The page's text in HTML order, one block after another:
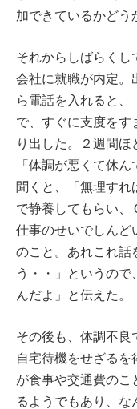
加できているかどう
それからしばらくし
会社に就職が内定。
ら電話を入れると
で、すぐに支度をす
り出した。２週間ほ
「体調が悪くて休
聞くと、「無理す
で静養してもらい、
仕事のせいでしんど
のこと。あれこれ話
う・・」というの
んだよ」と伝えた。
その後も、体調不良
自宅待機をせざるを
が食事や交通費のこ
るようでもあり、な